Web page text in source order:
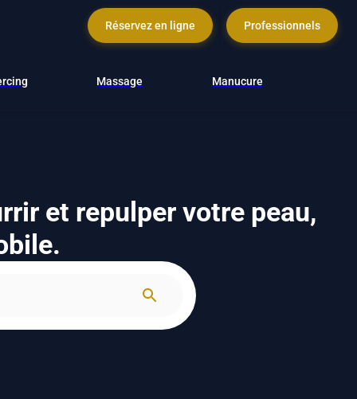
Réservez en ligne Professionnels
Massage Manucure
et repulper votre peau,